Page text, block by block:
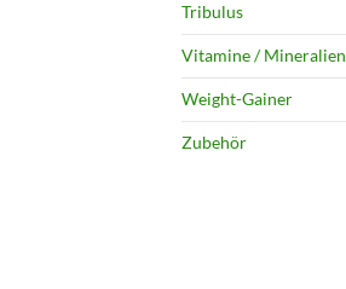
Tribulus
Vitamine / Mineralien
Weight-Gainer
Zubehör